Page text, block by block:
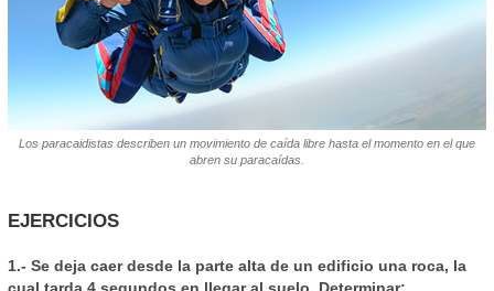
Los paracaidistas describen un movimiento de caída libre hasta el momento en el que
abren su paracaídas.
EJERCICIOS
1.- Se deja caer desde la parte alta de un edificio una roca, la